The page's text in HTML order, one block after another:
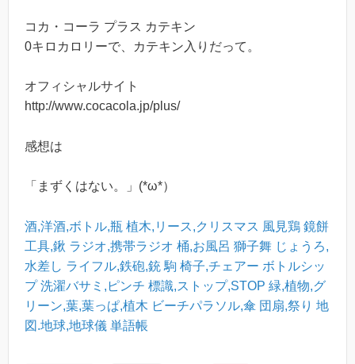
コカ・コーラ プラス カテキン
0キロカロリーで、カテキン入りだって。
オフィシャルサイト
http://www.cocacola.jp/plus/
感想は
「まずくはない。」(*ω*）
酒,洋酒,ボトル,瓶 植木,リース,クリスマス 風見鶏 鏡餅
工具,鍬 ラジオ,携帯ラジオ 桶,お風呂 獅子舞 じょうろ,
水差し ライフル,鉄砲,銃 駒 椅子,チェアー ボトルシッ
プ 洗濯バサミ,ピンチ 標識,ストップ,STOP 緑,植物,グ
リーン,葉,葉っぱ,植木 ビーチパラソル,傘 団扇,祭り 地
図.地球,地球儀 単語帳